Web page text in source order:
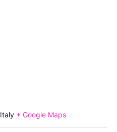
Italy + Google Maps